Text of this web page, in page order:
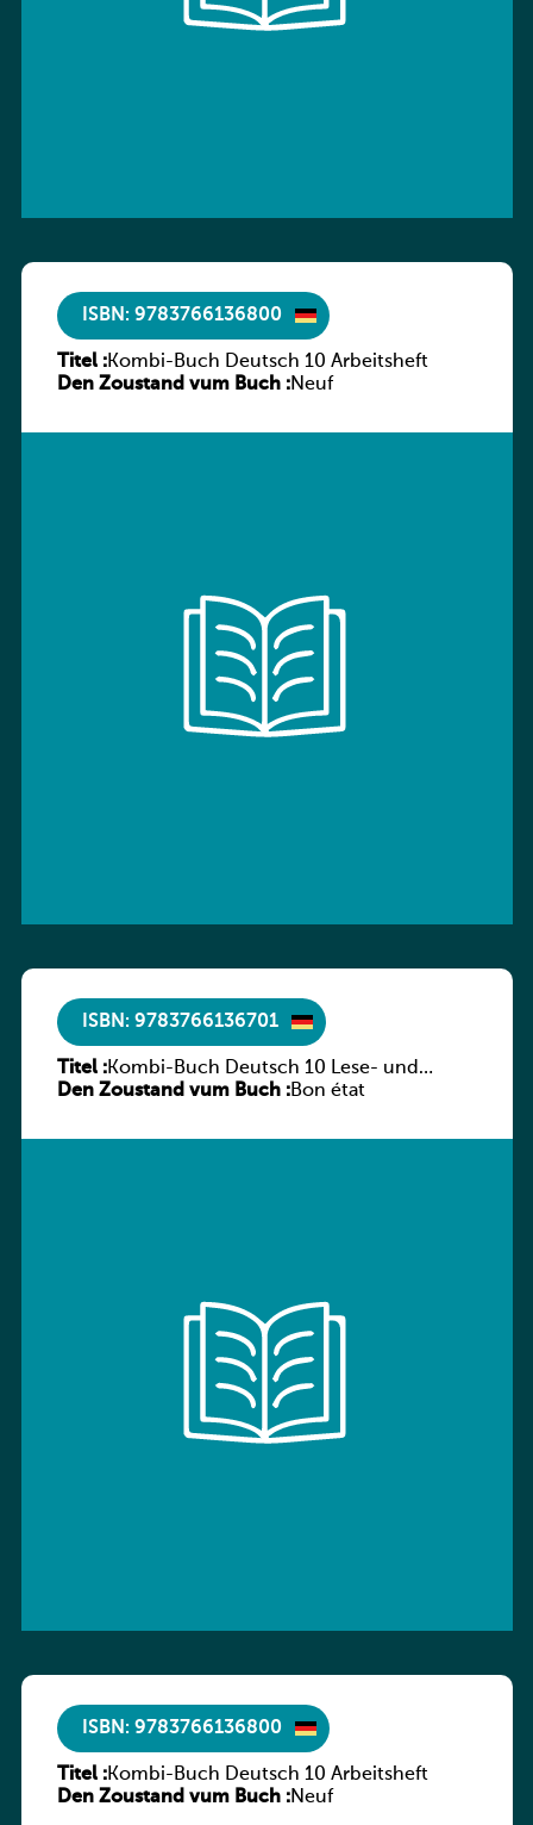
ISBN: 9783766136800
Titel :Kombi-Buch Deutsch 10 Arbeitsheft
Den Zoustand vum Buch :Neuf
ISBN: 9783766136701
Titel :Kombi-Buch Deutsch 10 Lese- und
Sprachbuch
Den Zoustand vum Buch :Bon état
ISBN: 9783766136800
Titel :Kombi-Buch Deutsch 10 Arbeitsheft
Den Zoustand vum Buch :Neuf